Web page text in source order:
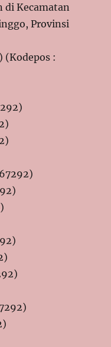
di Kecamatan
Provinsi
(Kodepos :